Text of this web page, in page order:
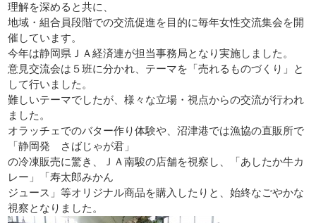
理解を深めると共に、
地域・組合員段階での交流促進を目的に毎年女性交流集会を開
催しています。
今年は静岡県ＪＡ経済連が担当事務局となり実施しました。
意見交流会は５班に分かれ、テーマを「売れるものづくり」と
して行いました。
難しいテーマでしたが、様々な立場・視点からの交流が行われ
ました。
オラッチェでのバター作り体験や、沼津港では漁協の直販所で
「静岡発 さばじゃが君」
の冷凍販売に驚き、ＪＡ南駿の店舗を視察し、「あしたか牛カ
レー」「寿太郎みかん
ジュース」等オリジナル商品を購入したりと、始終なごやかな
視察となりました。